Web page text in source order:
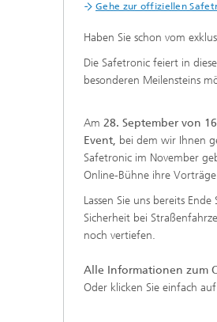
Gehe zur offiziellen
Haben Sie schon vom
Die Safetronic feiert in
besonderen Meilensteins
Am 28. September von
Event, bei dem wir Ihnen
Safetronic im November
Online-Bühne ihre
Lassen Sie uns bereits
Sicherheit bei
noch vertiefen.
Alle Informationen zum
Oder klicken Sie einfach